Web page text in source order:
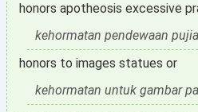
honors apotheosis excessive
kehormatan pendewaan
honors to images statues or
kehormatan untuk gambar